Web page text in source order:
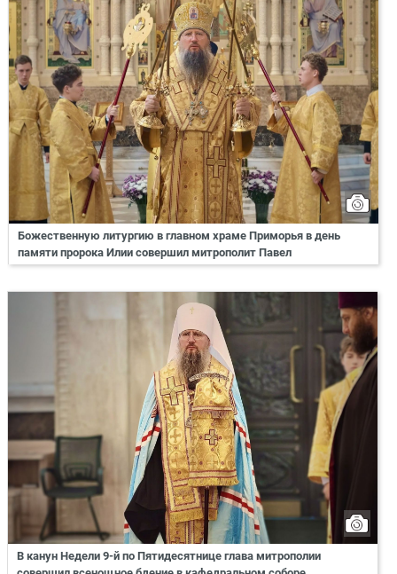
Божественную литургию в главном храме Приморья в день
памяти пророка Илии совершил митрополит Павел
В канун Недели 9-й по Пятидесятнице глава митрополии